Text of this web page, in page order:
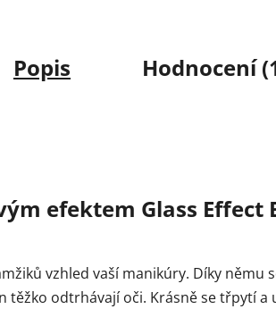
Popis Hodnocení
efektem Glass Effect
vzhled vaší manikúry. Díky němu
těžko odtrhávají oči. Krásně se třpytí a